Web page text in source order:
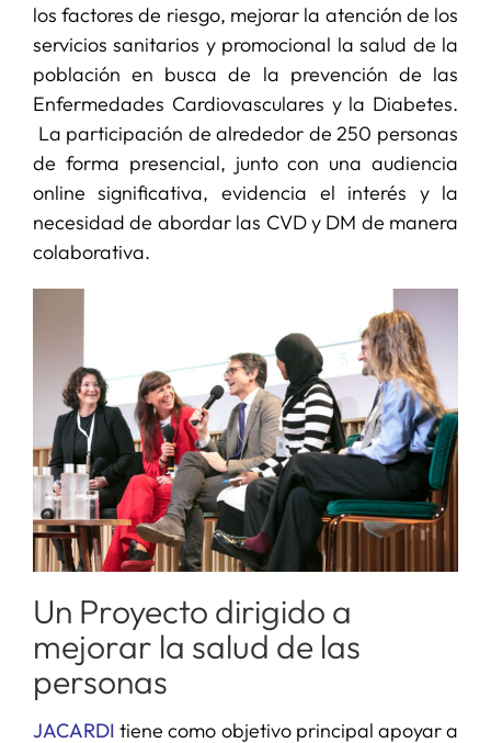
los factores de riesgo, mejorar la atención de los
servicios sanitarios y promocional la salud de la
población en busca de la prevención de las
Enfermedades Cardiovasculares y la Diabetes.
La participación de alrededor de 250 personas
de forma presencial, junto con una audiencia
online significativa, evidencia el interés y la
necesidad de abordar las CVD y DM de manera
colaborativa.
Un Proyecto dirigido a
mejorar la salud de las
personas
JACARDI tiene como objetivo principal apoyar a